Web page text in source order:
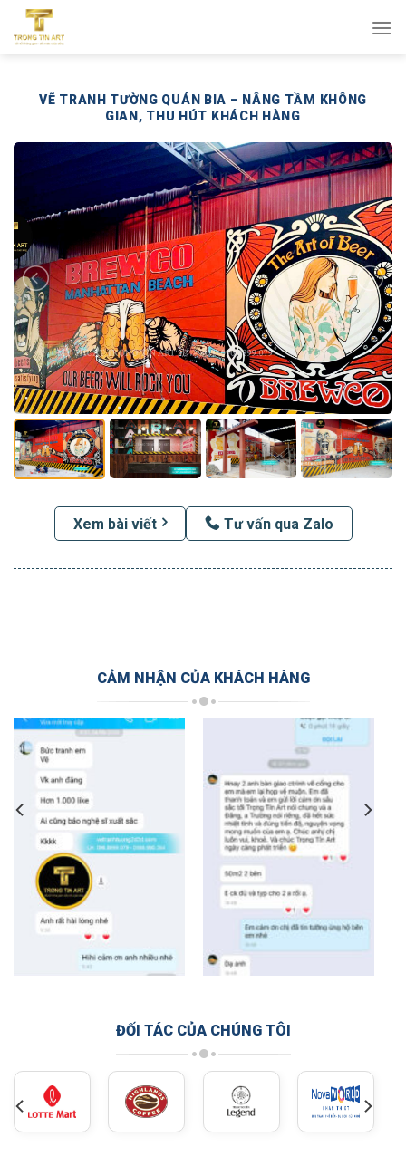
qua
VẼ TRANH TƯỜNG QUÁN BIA – NÂNG TẦM KHÔNG
GIAN, THU HÚT KHÁCH HÀNG
Xem bài viết Tư vấn qua Zalo
CẢM NHẬN CỦA KHÁCH HÀNG
ĐỐI TÁC CỦA CHÚNG TÔI